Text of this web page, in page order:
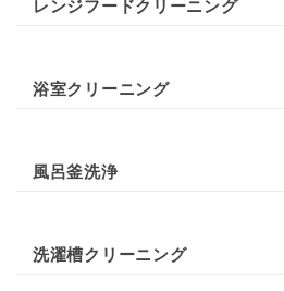
レンジフードクリーニング
浴室クリーニング
風呂釜洗浄
洗濯槽クリーニング